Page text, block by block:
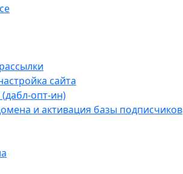
сайта
опт-ин)
и активация базы подписчиков